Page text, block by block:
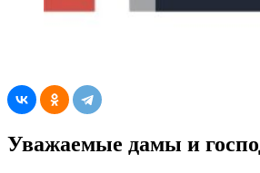
Уважаемые дамы и